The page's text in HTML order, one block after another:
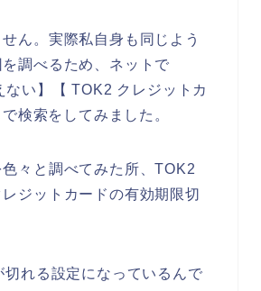
ん。実際私自身も同じよう
調べるため、ネットで
い】【 TOK2 クレジットカ
検索をしてみました。
々と調べてみた所、TOK2
ジットカードの有効期限切
れる設定になっているんで